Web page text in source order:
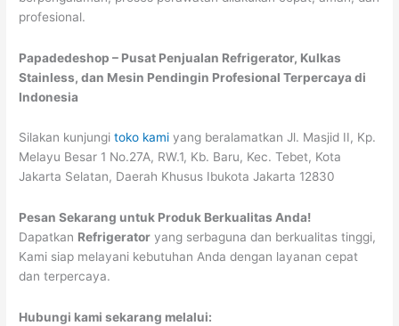
profesional.
Papadedeshop – Pusat Penjualan Refrigerator, Kulkas
Stainless, dan Mesin Pendingin Profesional Terpercaya di
Indonesia
Silakan kunjungitoko kami yang beralamatkan Jl. Masjid II, Kp.
Melayu Besar 1 No.27A, RW.1, Kb. Baru, Kec. Tebet, Kota
Jakarta Selatan, Daerah Khusus Ibukota Jakarta 12830
Pesan Sekarang untuk Produk Berkualitas Anda!
Dapatkan Refrigerator yang serbaguna dan berkualitas tinggi,
Kami siap melayani kebutuhan Anda dengan layanan cepat
dan terpercaya.
Hubungi kami sekarang melalui: